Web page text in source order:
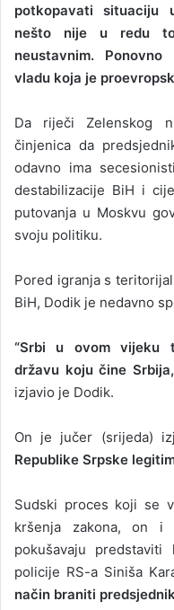
potkopavati situaciju
nešto nije u redu
neustavnim.
vladu koja je
Da riječi Zelenskog
činjenica da
odavno ima
destabilizacije BiH i
putovanja u Moskvu
svoju politiku.
Pored igranja s
BiH, Dodik je nedavno
“Srbi u ovom vijeku
državu koju čine
izjavio je Dodik.
On je jučer (srijeda)
Republike Srpske
Sudski proces koji se
kršenja zakona, on i
pokušavaju
policije RS-a Siniša
način braniti